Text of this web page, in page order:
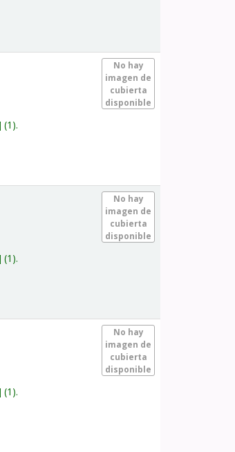
No hay
imagen de
cubierta
disponible
(1).
No hay
imagen de
cubierta
disponible
(1).
No hay
imagen de
cubierta
disponible
(1).